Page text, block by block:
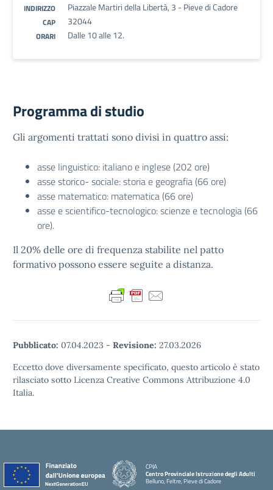
INDIRIZZO Piazzale Martiri della Libertà, 3 - Pieve di Cadore
CAP 32044
ORARI Dalle 10 alle 12.
Programma di studio
Gli argomenti trattati sono divisi in quattro assi:
asse linguistico: italiano e inglese (202 ore)
asse storico- sociale: storia e geografia (66 ore)
asse matematico: matematica (66 ore)
asse e scientifico-tecnologico: scienze e tecnologia (66
ore).
Il 20% delle ore di frequenza stabilite nel patto
formativo possono essere seguite a distanza.
Pubblicato: 07.04.2023 - Revisione: 27.03.2026
Eccetto dove diversamente specificato, questo articolo è stato
rilasciato sotto Licenza Creative Commons Attribuzione 4.0
Italia.
CPIA
Centro Provinciale Istruzione degli Adulti
Belluno, Feltre, Pieve di Cadore